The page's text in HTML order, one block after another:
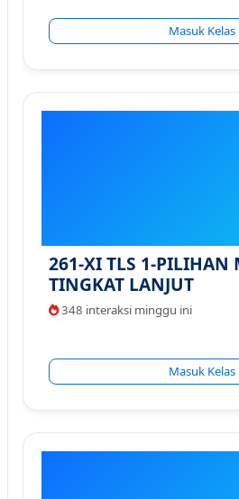
Masuk Kelas
261-XI TLS 1-PILIHAN
TINGKAT LANJUT
348 interaksi minggu ini
Masuk Kelas